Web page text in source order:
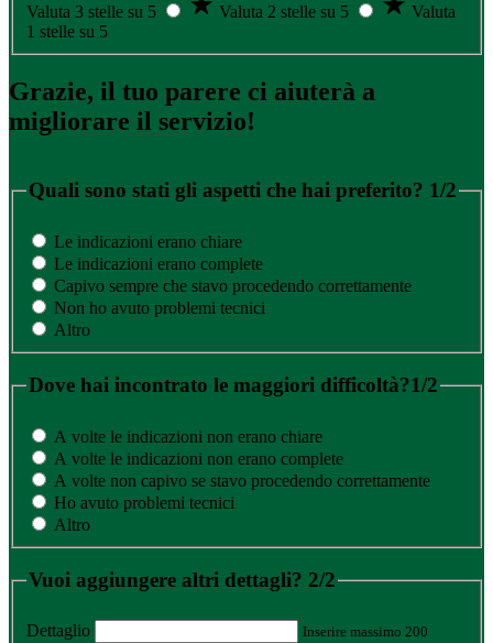
Valuta 3 stelle su 5
Valuta 2 stelle su 5
Valuta
1 stelle su 5
Grazie, il tuo parere ci aiuterà a
migliorare il servizio!
Quali sono stati gli aspetti che hai preferito? 1/2
Le indicazioni erano chiare
Le indicazioni erano complete
Capivo sempre che stavo procedendo correttamente
Non ho avuto problemi tecnici
Altro
Dove hai incontrato le maggiori difficoltà?1/2
A volte le indicazioni non erano chiare
A volte le indicazioni non erano complete
A volte non capivo se stavo procedendo correttamente
Ho avuto problemi tecnici
Altro
Vuoi aggiungere altri dettagli? 2/2
Dettaglio
Inserire massimo 200